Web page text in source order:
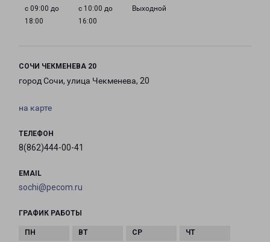
с 09:00 до
18:00
с 10:00 до
16:00
Выходной
СОЧИ ЧЕКМЕНЕВА 20
город Сочи, улица Чекменева, 20
на карте
ТЕЛЕФОН
8(862)444-00-41
EMAIL
sochi@pecom.ru
ГРАФИК РАБОТЫ